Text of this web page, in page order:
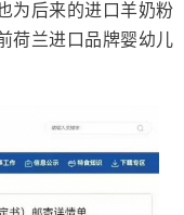
为后来的进口羊奶粉
荷兰进口品牌婴幼儿